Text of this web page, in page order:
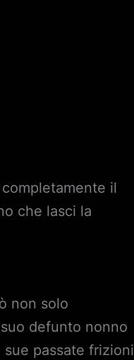
il
che lasci la
non solo
defunto nonno
passate frizioni